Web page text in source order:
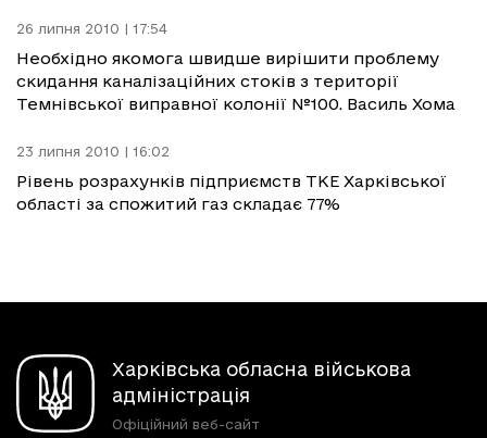
26 липня 2010 | 17:54
Необхідно якомога швидше вирішити проблему
скидання каналізаційних стоків з території
Темнівської виправної колонії №100. Василь Хома
23 липня 2010 | 16:02
Рівень розрахунків підприємств ТКЕ Харківської
області за спожитий газ складає 77%
Харківська обласна військова
адміністрація
Офіційний веб-сайт